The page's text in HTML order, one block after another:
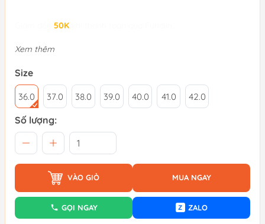
50K
Xem thêm
Size
36.0 37.0 38.0 39.0 40.0 41.0 42.0
Số lượng:
VÀO GIỎ MUA NGAY
GỌI NGAY Z ZALO